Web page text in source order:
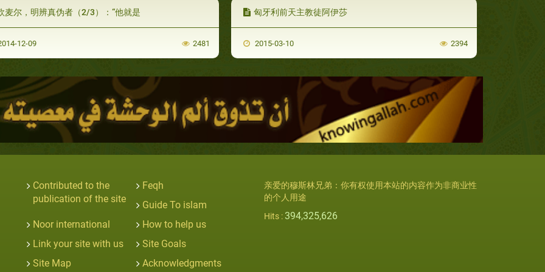
麦尔，明辨真伪者（2/3）：“他就是
12-09 2481
匈牙利前天主教徒阿伊莎
2015-03-10 2394
Contributed to the
publication of the site
Feqh
Guide To islam
Noor international
How to help us
Link your site with us
Site Goals
Site Map
Acknowledgments
亲爱的穆斯林兄弟：你有权使用本站的内容作为非商业性
的个人用途
Hits : 394,325,626